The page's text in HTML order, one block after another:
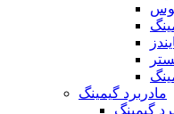
مادربرد گیمینگ